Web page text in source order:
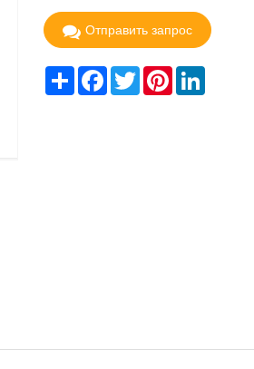
Отправить запрос
ShareFacebook
TwitterPinterestLinkedIn